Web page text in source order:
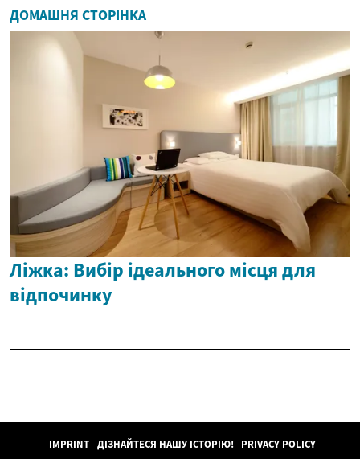
ДОМАШНЯ СТОРІНКА
Ліжка: Вибір ідеального місця для
відпочинку
IMPRINT ДІЗНАЙТЕСЯ НАШУ ІСТОРІЮ! PRIVACY POLICY